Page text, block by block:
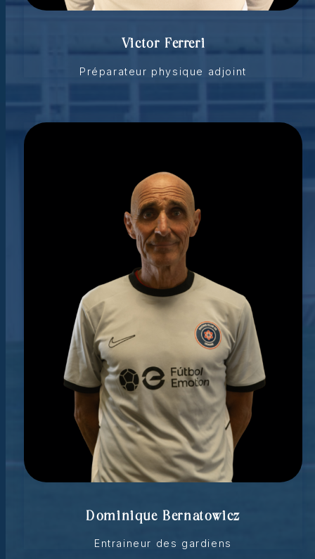
Victor Ferreri
Préparateur physique adjoint
Dominique Bernatowicz
Entraineur des gardiens